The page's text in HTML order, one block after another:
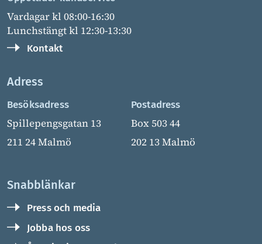
Vardagar kl 08:00-16:30
Lunchstängt kl 12:30-13:30
Kontakt
Adress
Besöksadress
Spillepengsgatan 13
211 24 Malmö
Postadress
Box 503 44
202 13 Malmö
Snabblänkar
Press och media
Jobba hos oss